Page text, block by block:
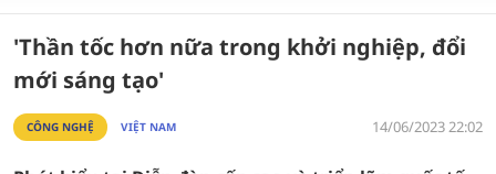
'Thần tốc hơn nữa trong khởi nghiệp, đổi
mới sáng tạo'
CÔNG NGHỆ VIỆT NAM 14/06/2023 22:02